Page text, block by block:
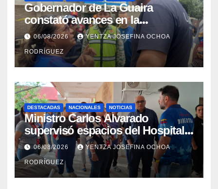
Gobernador de La Guaira
constató avances en la
rehabilitación del Hospitalito de
Catia la Mar
06/08/2026 YENTZA JOSEFINA OCHOA
RODRÍGUEZ
DESTACADAS NACIONALES NOTICIAS
Ministro Carlos Alvarado
supervisó espacios del Hospital
Dermatológico Dr. Martín Vegas
en La Guaira
06/08/2026 YENTZA JOSEFINA OCHOA
RODRÍGUEZ